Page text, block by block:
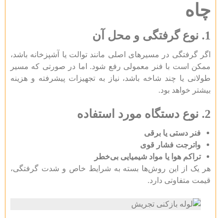
چاه
1. نوع گرفتگی و محل آن
اگر گرفتگی در مسیرهای اصلی مانند توالت یا آشپزخانه باشد،
ممکن است با فنر معمولی رفع شود. اما در صورتی که مسیر
طولانی یا چند شاخه باشد، نیاز به تجهیزات پیشرفته و هزینه
بیشتر خواهد بود.
2. نوع دستگاه مورد استفاده
فنر دستی یا برقی
واترجت فشار قوی
تراکم هوا یا مواد شیمیایی بی‌خطر
هر یک از این روش‌ها بسته به شرایط خاص و شدت گرفتگی،
قیمت متفاوتی دارد.